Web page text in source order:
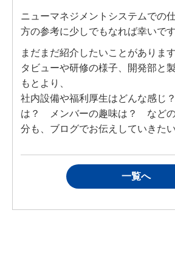
ニューマネジメントシステムでの
方の参考に少しでもなれば幸いです
まだまだ紹介したいことがあります
タビューや研修の様子、開発部と
もとより、
社内設備や福利厚生はどんな感じ
は？
メンバーの趣味は？ など
分も、ブログでお伝えしていきた
一覧へ